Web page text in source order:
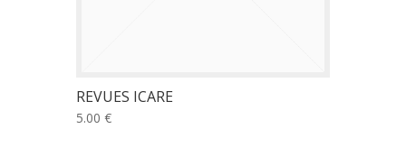
REVUES ICARE
5.00 €